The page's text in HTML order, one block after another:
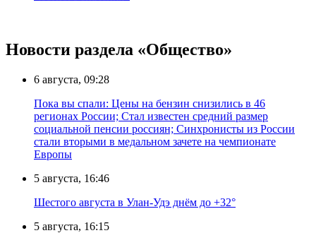
Новости раздела «Общество»
6 августа, 09:28
Пока вы спали: Цены на бензин снизились в 46
регионах России; Стал известен средний размер
социальной пенсии россиян; Синхронисты из России
стали вторыми в медальном зачете на чемпионате
Европы
5 августа, 16:46
Шестого августа в Улан-Удэ днём до +32°
5 августа, 16:15